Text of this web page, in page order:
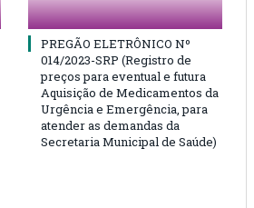
PREGÃO ELETRÔNICO Nº
014/2023-SRP (Registro de
preços para eventual e futura
Aquisição de Medicamentos da
Urgência e Emergência, para
atender as demandas da
Secretaria Municipal de Saúde)